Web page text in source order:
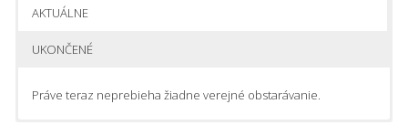
AKTUÁLNE
UKONČENÉ
Práve teraz neprebieha žiadne verejné obstarávanie.